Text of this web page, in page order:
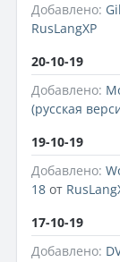
Добавлено:
RusLangXP
20-10-19
Добавлено:
(русская
19-10-19
Добавлено:
18 от
17-10-19
Добавлено: